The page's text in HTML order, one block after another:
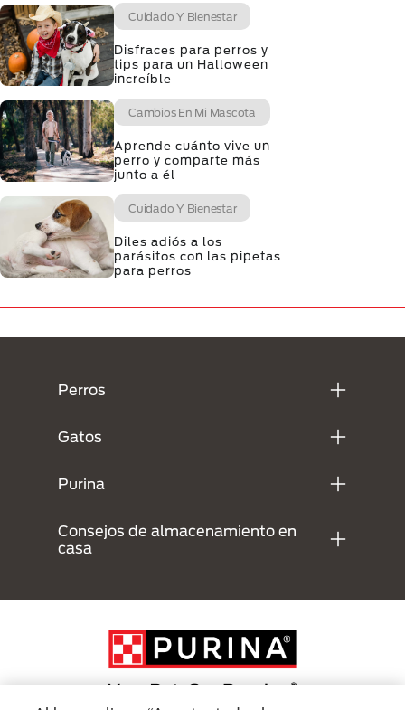
Cuidado Y Bienestar
Disfraces para perros y
tips para un Halloween
increíble
Cambios En Mi Mascota
Aprende cuánto vive un
perro y comparte más
junto a él
Cuidado Y Bienestar
Diles adiós a los
parásitos con las pipetas
para perros
Perros
Gatos
Purina
Consejos de almacenamiento en
casa